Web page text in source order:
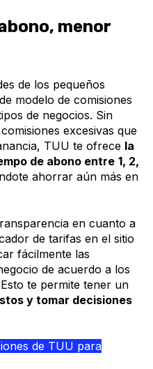
menor
de los pequeños
modelo de comisiones
de negocios. Sin
excesivas que
TUU te ofrece la
de abono entre 1, 2,
ahorrar aún más en
en cuanto a
de tarifas en el sitio
fácilmente las
de acuerdo a los
te permite tener un
y tomar decisiones
de TUU para